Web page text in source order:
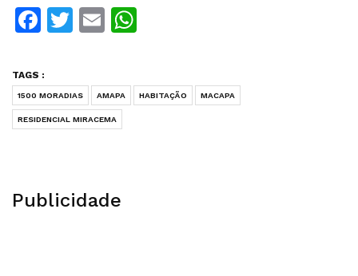
Facebook
Twitter
Email
TAGS :
1500 MORADIAS AMAPA HABITAÇÃO MACAPA
RESIDENCIAL MIRACEMA
Publicidade